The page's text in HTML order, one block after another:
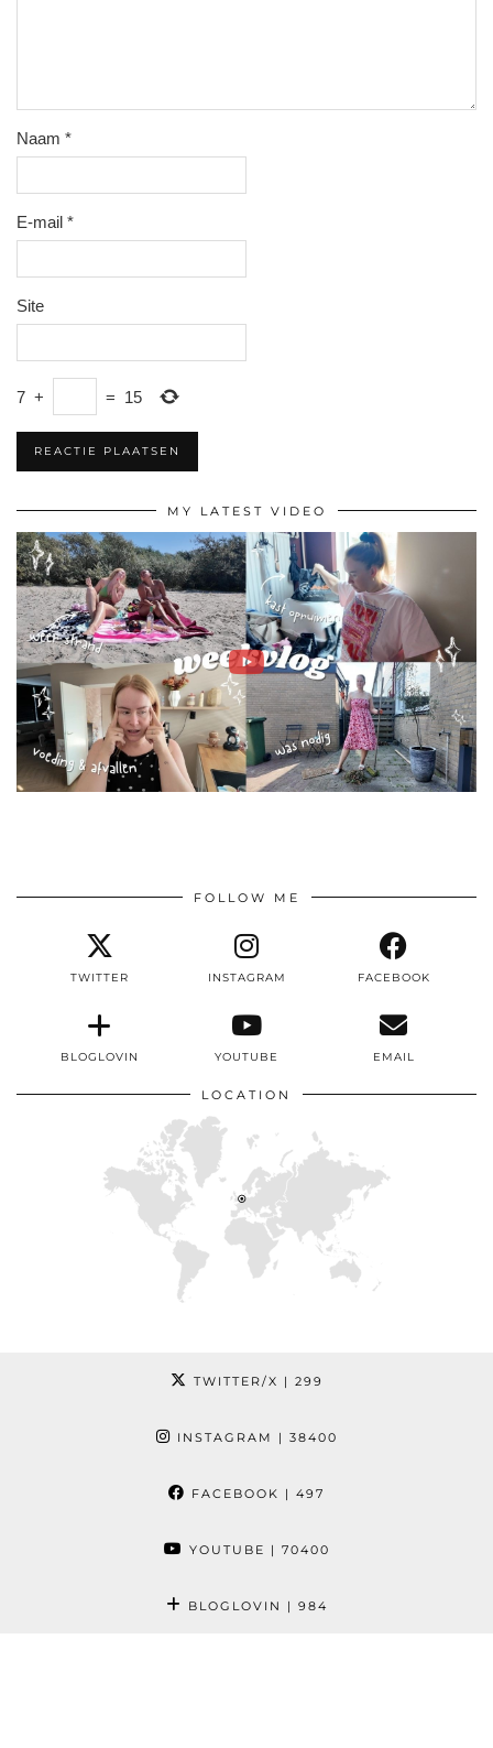
Naam *
E-mail *
Site
7 + = 15
MY LATEST VIDEO
FOLLOW ME
TWITTER INSTAGRAM FACEBOOK
BLOGLOVIN YOUTUBE EMAIL
LOCATION
TWITTER/X | 299
INSTAGRAM | 38400
FACEBOOK | 497
YOUTUBE | 70400
BLOGLOVIN | 984